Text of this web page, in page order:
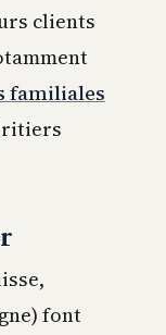
clients
familiales
font